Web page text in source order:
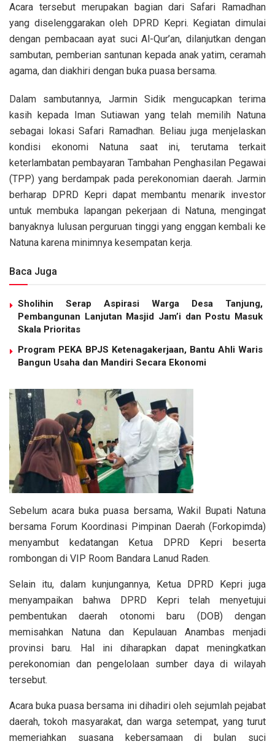
Acara tersebut merupakan bagian dari Safari Ramadhan
yang diselenggarakan oleh DPRD Kepri. Kegiatan dimulai
dengan pembacaan ayat suci Al-Qur’an, dilanjutkan dengan
sambutan, pemberian santunan kepada anak yatim, ceramah
agama, dan diakhiri dengan buka puasa bersama.
Dalam sambutannya, Jarmin Sidik mengucapkan terima
kasih kepada Iman Sutiawan yang telah memilih Natuna
sebagai lokasi Safari Ramadhan. Beliau juga menjelaskan
kondisi ekonomi Natuna saat ini, terutama terkait
keterlambatan pembayaran Tambahan Penghasilan Pegawai
(TPP) yang berdampak pada perekonomian daerah. Jarmin
berharap DPRD Kepri dapat membantu menarik investor
untuk membuka lapangan pekerjaan di Natuna, mengingat
banyaknya lulusan perguruan tinggi yang enggan kembali ke
Natuna karena minimnya kesempatan kerja.
Baca Juga
Sholihin Serap Aspirasi Warga Desa Tanjung,
Pembangunan Lanjutan Masjid Jam’i dan Postu Masuk
Skala Prioritas
Program PEKA BPJS Ketenagakerjaan, Bantu Ahli Waris
Bangun Usaha dan Mandiri Secara Ekonomi
Sebelum acara buka puasa bersama, Wakil Bupati Natuna
bersama Forum Koordinasi Pimpinan Daerah (Forkopimda)
menyambut kedatangan Ketua DPRD Kepri beserta
rombongan di VIP Room Bandara Lanud Raden.
Selain itu, dalam kunjungannya, Ketua DPRD Kepri juga
menyampaikan bahwa DPRD Kepri telah menyetujui
pembentukan daerah otonomi baru (DOB) dengan
memisahkan Natuna dan Kepulauan Anambas menjadi
provinsi baru. Hal ini diharapkan dapat meningkatkan
perekonomian dan pengelolaan sumber daya di wilayah
tersebut.
Acara buka puasa bersama ini dihadiri oleh sejumlah pejabat
daerah, tokoh masyarakat, dan warga setempat, yang turut
memeriahkan suasana kebersamaan di bulan suci